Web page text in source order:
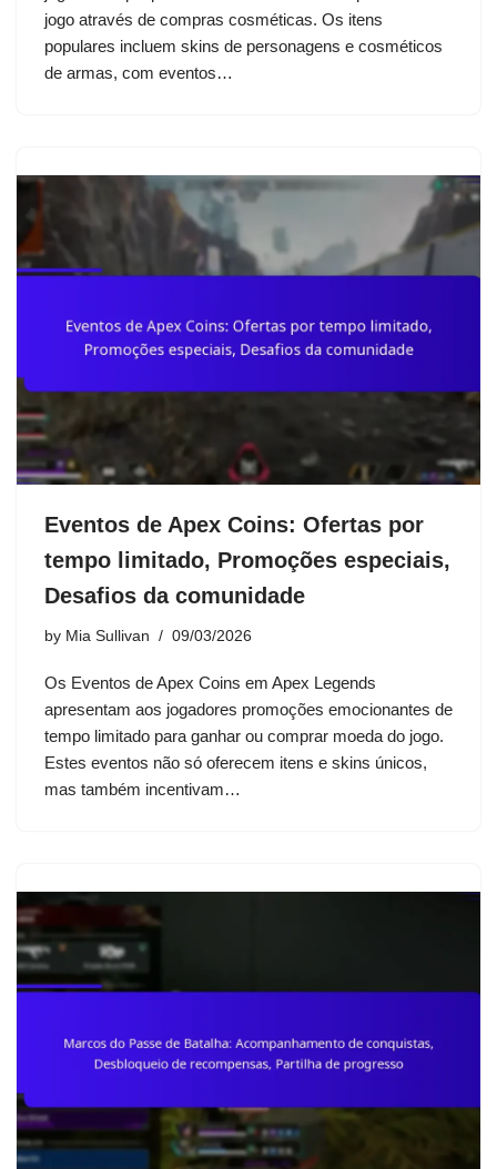
jogo através de compras cosméticas. Os itens
populares incluem skins de personagens e cosméticos
de armas, com eventos…
Eventos de Apex Coins: Ofertas por
tempo limitado, Promoções especiais,
Desafios da comunidade
by Mia Sullivan 09/03/2026
Os Eventos de Apex Coins em Apex Legends
apresentam aos jogadores promoções emocionantes de
tempo limitado para ganhar ou comprar moeda do jogo.
Estes eventos não só oferecem itens e skins únicos,
mas também incentivam…